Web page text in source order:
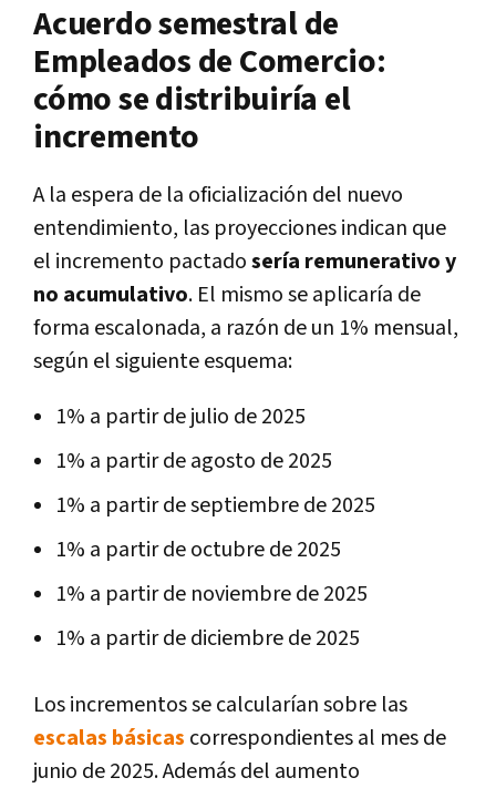
Acuerdo semestral de
Empleados de Comercio:
cómo se distribuiría el
incremento
A la espera de la oficialización del nuevo
entendimiento, las proyecciones indican que
el incremento pactadosería remunerativo y
no acumulativo. El mismo se aplicaría de
forma escalonada, a razón de un 1% mensual,
según el siguiente esquema:
1% a partir de julio de 2025
1% a partir de agosto de 2025
1% a partir de septiembre de 2025
1% a partir de octubre de 2025
1% a partir de noviembre de 2025
1% a partir de diciembre de 2025
Los incrementos se calcularían sobre las
escalas básicas correspondientes al mes de
junio de 2025. Además del aumento